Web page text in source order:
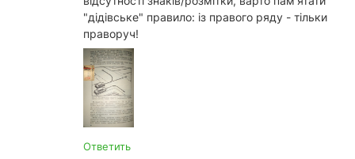
"дідівське" правило: із правого ряду - тільки
праворуч!
Ответить